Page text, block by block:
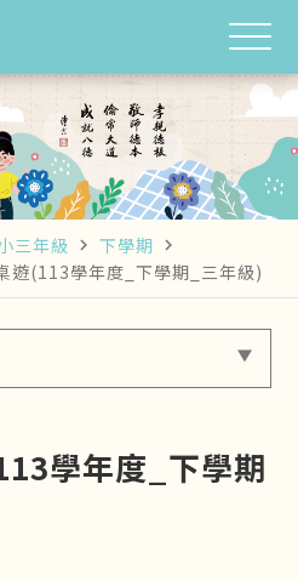
三年級 navigate_next 下學期 navigate_next
遊(113學年度_下學期_三年級)
學年度_下學期